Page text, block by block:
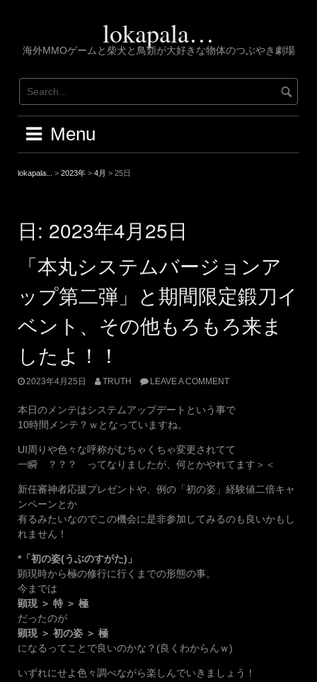
lokapala…
海外MMOゲームと柴犬と鳥類が大好きな物体のつぶやき劇場
Menu
lokapala... > 2023年 > 4月 > 25日
日: 2023年4月25日
「本丸システムバージョンア
ップ第二弾」と期間限定鍛刀イ
ベント、その他もろもろ来ま
したよ！！
2023年4月25日 TRUTH LEAVE A COMMENT
本日のメンテはシステムアップデートという事で
10時間メンテ？ｗとなっていますね。
UI周りや色々な呼称がむちゃくちゃ変更されてて
一瞬 ？？？ ってなりましたが、何とかやれてます＞＜
新任審神者応援プレゼントや、例の「初の姿」経験値二倍キャ
ンペーンとか
有るみたいなのでこの機会に是非参加してみるのも良いかもし
れません！
*「初の姿(うぶのすがた)」
顕現時から極の修行に行くまでの形態の事。
今までは
顕現 ＞ 特 ＞ 極
だったのが
顕現 ＞ 初の姿 ＞ 極
になるってことで良いのかな？(良くわからんｗ)
いずれにせよ色々調べながら楽しんでいきましょう！